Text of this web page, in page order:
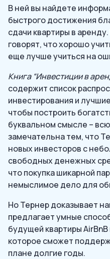
В ней вы найдете
быстрого достижения
сдачи квартиры в
говорят, что хорошо
еще лучше учиться на
Книга “Инвестиции в
содержит список
инвестирования и
чтобы построить
буквальном смысле –
замечательна тем, что
новых инвесторов с
свободных денежных
что покупка шикарной
немыслимое дело для
Но Тернер доказывает
предлагает умные
будущей квартиры
которое сможет
плане долгие годы.